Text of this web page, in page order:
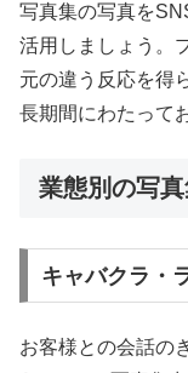
写真集の写真を
活用しましょう。
元の違う反応を得
長期間にわたって
業態別の写
キャバクラ・
お客様との会話の